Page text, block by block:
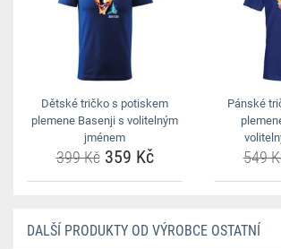
Dětské tričko s potiskem
plemene Basenji s volitelným
jménem
399 Kč359 Kč
Pánské
549
DALŠÍ PRODUKTY OD VÝROBCE OSTATNÍ